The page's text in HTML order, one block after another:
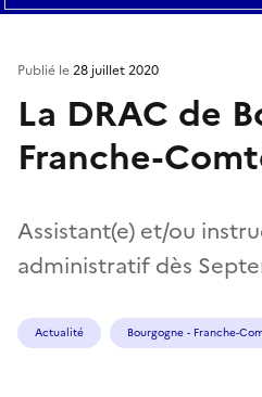
La DRAC de
Franche-
Assistant(e) et/ou
administratif dès
Publié le28 juillet 2020
Actualité Bourgogne - Franche-